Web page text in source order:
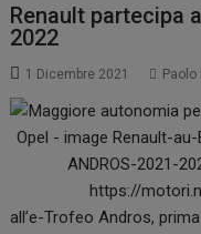
Renault partecipa
2022
1 Dicembre 2021 Paolo
all’e-Trofeo Andros,